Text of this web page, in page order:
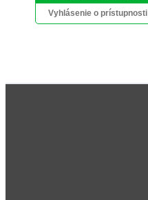
Vyhlásenie o prístupnosti